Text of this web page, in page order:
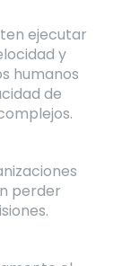
ejecutar
y
humanos
de
perder